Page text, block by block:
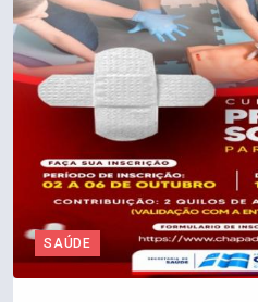
SAÚDE